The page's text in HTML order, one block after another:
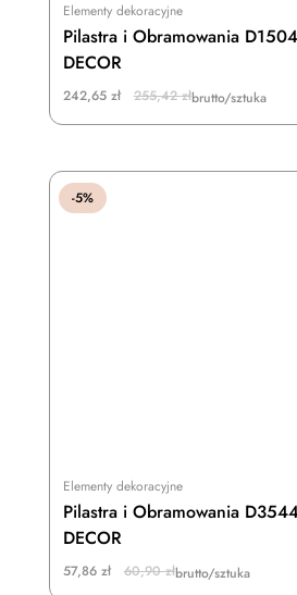
Elementy dekoracyjne
Pilastra i Obramowania
DECOR
255,42zł
Original
242,65 zł
Current
brutto/sztuka
-5%
Elementy dekoracyjne
Pilastra i Obramowania
DECOR
60,90zł
Original
57,86 zł
Current
brutto/sztuka